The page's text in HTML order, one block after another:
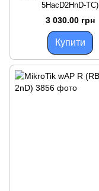
5HacD2HnD-TC)
3 030.00 грн
Купити